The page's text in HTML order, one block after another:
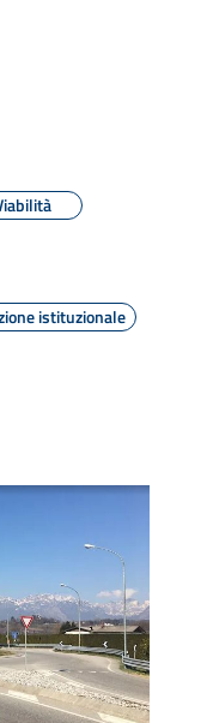
istituzionale